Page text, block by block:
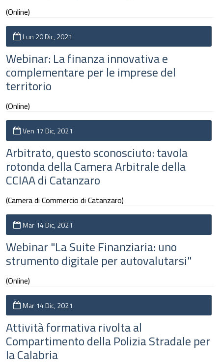
(Online)
Lun 20 Dic, 2021
Webinar: La finanza innovativa e
complementare per le imprese del
territorio
(Online)
Ven 17 Dic, 2021
Arbitrato, questo sconosciuto: tavola
rotonda della Camera Arbitrale della
CCIAA di Catanzaro
(Camera di Commercio di Catanzaro)
Mar 14 Dic, 2021
Webinar "La Suite Finanziaria: uno
strumento digitale per autovalutarsi"
(Online)
Mar 14 Dic, 2021
Attività formativa rivolta al
Compartimento della Polizia Stradale per
la Calabria